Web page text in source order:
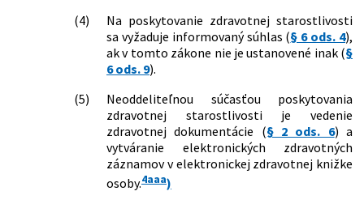
(4)
Na poskytovanie zdravotnej starostlivosti
sa vyžaduje informovaný súhlas (§ 6 ods. 4),
ak v tomto zákone nie je ustanovené inak (§
6 ods. 9).
(5)
Neoddeliteľnou súčasťou poskytovania
zdravotnej starostlivosti je vedenie
zdravotnej dokumentácie (§ 2 ods. 6) a
vytváranie elektronických zdravotných
záznamov v elektronickej zdravotnej knižke
osoby.4aaa)